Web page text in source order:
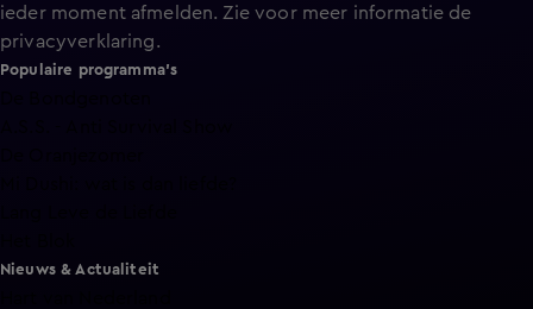
ieder moment afmelden. Zie voor meer informatie de
privacyverklaring.
Populaire programma's
Nieuws & Actualiteit